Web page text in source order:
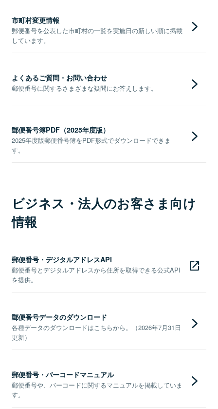
市町村変更情報
郵便番号を公表した市町村の一覧を実施日の新しい順に掲載
しています。
よくあるご質問・お問い合わせ
郵便番号に関するさまざまな疑問にお答えします。
郵便番号簿PDF（2025年度版）
2025年度版郵便番号簿をPDF形式でダウンロードできま
す。
ビジネス・法人のお客さま向け
情報
郵便番号・デジタルアドレスAPI
郵便番号とデジタルアドレスから住所を取得できる公式API
を提供。
郵便番号データのダウンロード
各種データのダウンロードはこちらから。（2026年7月31日
更新）
郵便番号・バーコードマニュアル
郵便番号や、バーコードに関するマニュアルを掲載していま
す。